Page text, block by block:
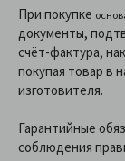
При покупке
документы,
счёт-фактура,
покупая товар в
изготовителя.
Гарантийные
соблюдения